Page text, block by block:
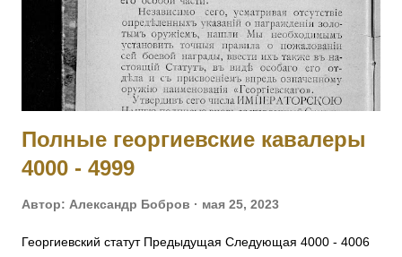
порядок в роте и отразил ожесточенную атаку противнику.
[II-992, III-8460, IV-5177] 2002 КОБЫЛЕЦКИЙ Лев Орестович
— Л.гв. Московский полк, команда конных разведчиков, ст.
унтер-офицер. За отличие в боях с 6 по 10.11.19...
Полные георгиевские кавалеры
4000 - 4999
Автор: Александр Бобров мая 25, 2023
Георгиевский статут Предыдущая Следующая 4000 - 4006